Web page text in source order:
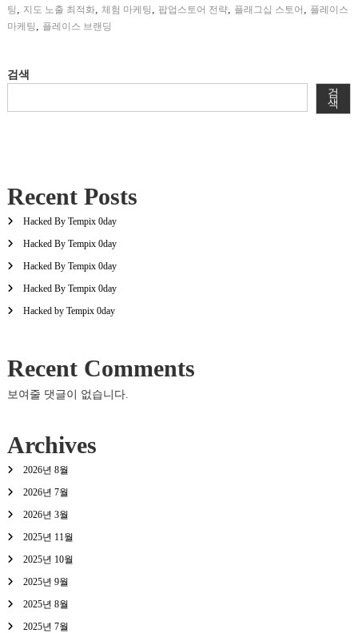
팅 , 지도 노출 최적화, 체험 마케팅 , 팝업스토어 전략, 플래그십 스토어 , 플레이스
마케팅 , 플레이스 브랜딩
검색
검
색
Recent Posts
Hacked By Tempix 0day
Hacked By Tempix 0day
Hacked By Tempix 0day
Hacked By Tempix 0day
Hacked by Tempix 0day
Recent Comments
보여줄 댓글이 없습니다.
Archives
2026년 8월
2026년 7월
2026년 3월
2025년 11월
2025년 10월
2025년 9월
2025년 8월
2025년 7월